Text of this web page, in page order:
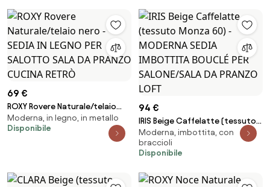
69 €
ROXY Rovere Naturale/telaio
nero - SEDIA IN LEGNO PER
SALOTTO SALA DA PRANZO
Moderna, in legno, in metallo
Disponibile
94 €
IRIS Beige Caffelatte (tessuto
Monza 60) - MODERNA SEDIA
IMBOTTITA BOUCLÉ PER
SALONE/SALA DA PRANZO LOFT
Moderna, imbottita, con
braccioli
Disponibile